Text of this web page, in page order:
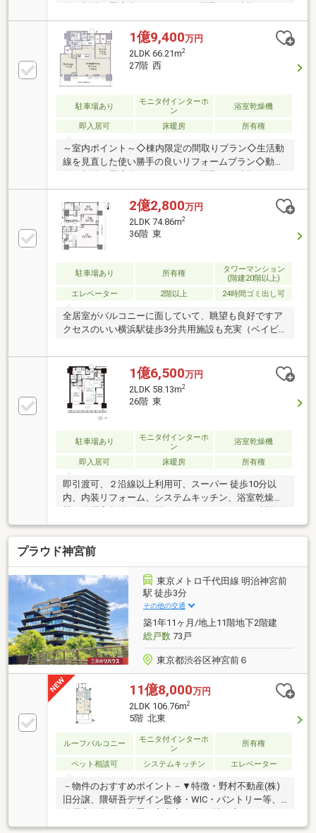
ト～◇20階南向き、眺望＆日照良好◇横浜駅直結タワ
ーマンション◇24時間有人管理の大規模物件、充実し
た共有施設～周辺の生活環境～ ◇まいばすけっと横浜
駅北店 徒歩2分◇ファミリーマート鶴屋町店 徒歩2分
◇マツモトキヨシ横浜ジョイナスPart1店 徒歩7分
1億9,400万円
2LDK 66.21m2
27階 西
駐車場あり
モニタ付インターホ
ン
浴室乾燥機
即入居可 床暖房 所有権
～室内ポイント～◇棟内限定の間取りプラン◇生活動
線を見直した使い勝手の良いリフォームプラン◇動
ト～◇27階、眺望＆日照良好◇横浜駅直結タワーマン
ション◇24時間有人管理の大規模物件、充実した共有
施設～周辺の生活環境～ ◇まいばすけっと横浜駅北店
徒歩2分◇ファミリーマート鶴屋町店 徒歩2分◇マツモ
トキヨシ横浜ジョイナスPart1店 徒歩7分
2億2,800万円
2LDK 74.86m2
36階 東
駐車場あり 所有権
タワーマンション
(階建20階以上)
エレベーター
2階以上 24時間ゴミ出し可
全居室がバルコニーに面していて、眺望も良好ですア
クセスのいい横浜駅徒歩3分共用施設も充実（ベイビ
ト、ワークプレイス、エントランスラウンジ、エント
ランスガーデン、ランドリールーム、キッズスペー
ス、フィットネスジム、ライブラリーサロン）制震構
造タワーマンション
1億6,500万円
2LDK 58.13m2
26階 東
駐車場あり
モニタ付インターホ
ン
浴室乾燥機
即入居可 床暖房 所有権
即引渡可、２沿線以上利用可、スーパー 徒歩10分以
内、内装リフォーム、システムキッチン、浴室乾燥
機、全居室収納、始発駅、ゲストルーム、２４時間ゴ
ミ出し可、セキュリティ充実、ＴＶモニタ付インター
ホン、リノベーション、ウォークインクローゼット、
ペット相談、エレベーター、宅配ボックス、駐輪場、
キッズルーム・託児所、食器洗乾燥機
プラウド神宮前
東京メトロ千代田線 明治神宮前
駅 徒歩3分
その他の交通
築1年11ヶ月/地上11階地下2階建
総戸数73戸
東京都渋谷区神宮前６
11億8,000万円
2LDK 106.76m2
5階 北東
ルーフバルコニー
モニタ付インターホ
ン
所有権
ペット相談可 システムキッチン エレベーター
－物件のおすすめポイント－▼特徴・野村不動産(株)
旧分譲、隈研吾デザイン監修・WIC・パントリー等、
クルーム(約3.18平米)・サイクルトランクルーム(約